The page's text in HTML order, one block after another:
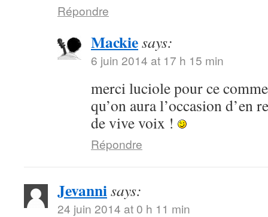
Répondre
Mackiesays:
6 juin 2014 at 17 h 15 min
merci luciole pour ce
qu’on aura l’occasion d’en
de vive voix !
Répondre
Jevannisays:
24 juin 2014 at 0 h 11 min